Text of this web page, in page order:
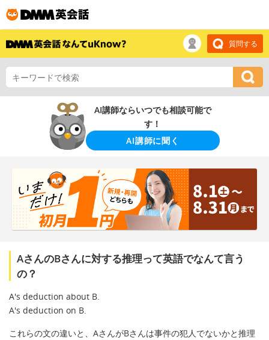
質問する
AI講師ならいつでも相談可能で
す！
AI講師に聞く
AさんのBさんに対する推理って英語でなんて言う
の？
A's deduction about B.
A's deduction on B.
これらの文の違いと、AさんがBさんは事件の犯人でないかと推理